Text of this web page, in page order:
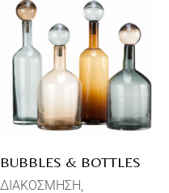
BUBBLES & BOTTLES
ΔΙΑΚΟΣΜΗΣΗ